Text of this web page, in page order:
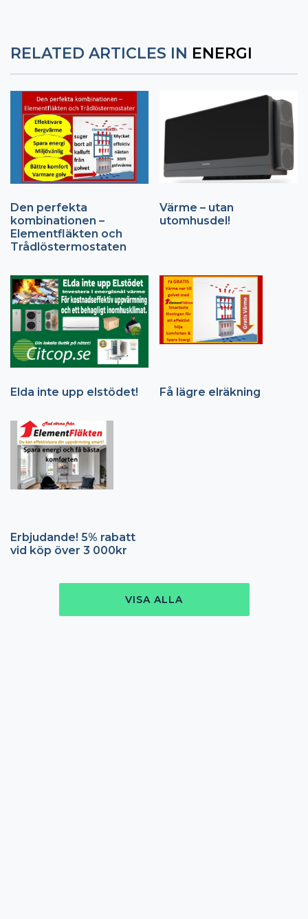
RELATED ARTICLES IN ENERGI
Den perfekta
kombinationen –
Elementfläkten och
Trådlöstermostaten
Värme – utan
utomhusdel!
Elda inte upp elstödet! Få lägre elräkning
Erbjudande! 5% rabatt
vid köp över 3 000kr
VISA ALLA